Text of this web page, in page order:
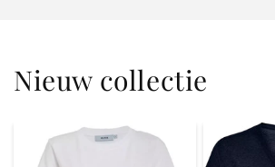
Nieuw collectie